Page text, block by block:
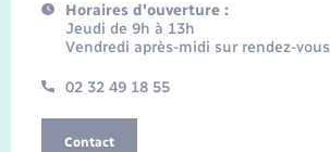
Horaires d'ouverture :
Jeudi de 9h à 13h
Vendredi après-midi sur rendez-vous
02 32 49 18 55
Contact